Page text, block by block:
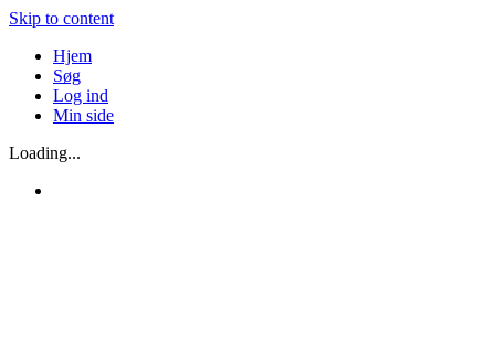
Skip to content
Hjem
Søg
Log ind
Min side
Loading...